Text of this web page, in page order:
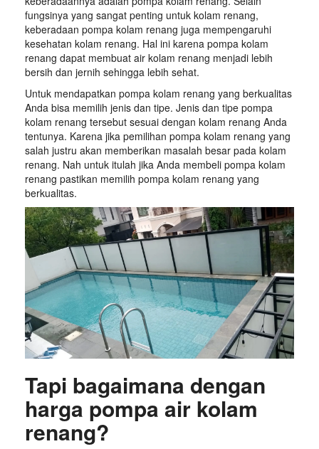
fungsinya yang sangat penting untuk kolam renang,
keberadaan pompa kolam renang juga mempengaruhi
kesehatan kolam renang. Hal ini karena pompa kolam
renang dapat membuat air kolam renang menjadi lebih
bersih dan jernih sehingga lebih sehat.
Untuk mendapatkan pompa kolam renang yang berkualitas
Anda bisa memilih jenis dan tipe. Jenis dan tipe pompa
kolam renang tersebut sesuai dengan kolam renang Anda
tentunya. Karena jika pemilihan pompa kolam renang yang
salah justru akan memberikan masalah besar pada kolam
renang. Nah untuk itulah jika Anda membeli pompa kolam
renang pastikan memilih pompa kolam renang yang
berkualitas.
Tapi bagaimana dengan
harga pompa air kolam
renang?